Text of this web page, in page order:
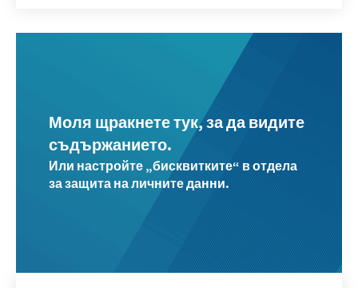
Моля щракнете тук, за да видите
съдържанието.
Или настройте „бисквитките“ в отдела
за защита на личните данни.